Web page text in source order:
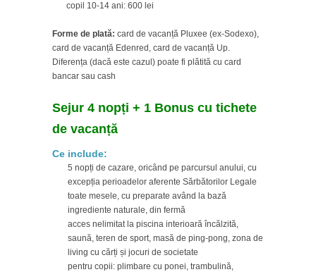
copil 10-14 ani: 600 lei
Forme de plată: card de vacanță Pluxee (ex-Sodexo),
card de vacanță Edenred, card de vacanță Up.
Diferența (dacă este cazul) poate fi plătită cu card
bancar sau cash
Sejur 4 nopți + 1 Bonus cu tichete
de vacanță
Ce include:
5 nopți de cazare, oricând pe parcursul anului, cu
excepția perioadelor aferente Sărbătorilor Legale
toate mesele, cu preparate având la bază
ingrediente naturale, din fermă
acces nelimitat la piscina interioară încălzită,
saună, teren de sport, masă de ping-pong, zona de
living cu cărți și jocuri de societate
pentru copii: plimbare cu ponei, trambulină,